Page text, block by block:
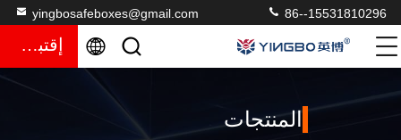
yingbosafeboxes@gmail.com 86--15531810296
إقتباس
المنتجات